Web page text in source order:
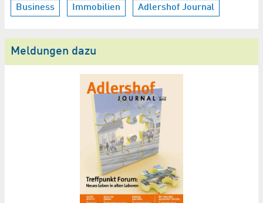
Business Immobilien Adlershof Journal
Meldungen dazu